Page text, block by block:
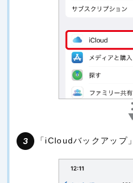
「iCloudバックアップ」